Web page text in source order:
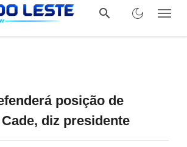
posição de
diz presidente